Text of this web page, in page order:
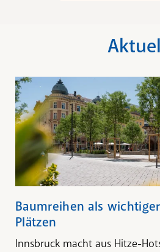
Baumreihen als
Plätzen
Innsbruck macht aus Hitze-